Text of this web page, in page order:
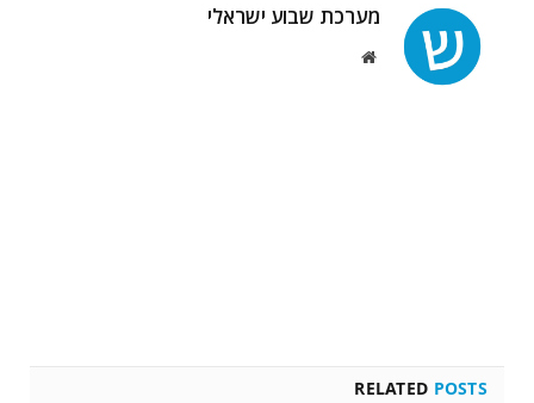
מערכת שבוע ישראלי
Website
RELATED POSTS